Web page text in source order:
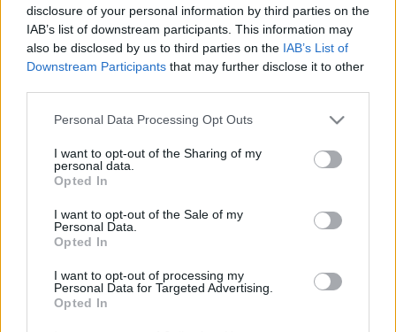
disclosure of your personal information by third parties on the
IAB’s list of downstream participants. This information may
also be disclosed by us to third parties on the IAB’s List of
Downstream Participants that may further disclose it to other
Please note that this website/app uses one or more Google
not limited to your visit or usage behaviour. You may click to
grant or deny consent to Google and its third-party tags to
use your data for below specified purposes in below Google
consent section.
Personal Data Processing Opt Outs
I want to opt-out of the Sharing of my
personal data.
Opted In
I want to opt-out of the Sale of my
Personal Data.
Opted In
I want to opt-out of processing my
Personal Data for Targeted Advertising.
Opted In
2021. augusztus. 13. 14:32
Az Instagramon azt írta, annyira jó volt hozzá a párja, hogy
lassan belészeretett.
TÖBB MINT KÉTMILLIÁRDÉRT VETT MAGÁNAK
ÚJ HÁZAT VAJNA TÍMEA BEVERLY HILLSBEN
2021. június. 24. 11:42
költözött.
ISMÉT SZINGLI VAJNA TÍMEA
Már a Valentin-napot is egyedül töltötte.
KÖD VAN, FÁZOL, ROSSZ A KEDVED? NÉZEGESD
2020. december. 17. 08:31
Ha lehetne választani, sokan csatlakoznának a celebhez.